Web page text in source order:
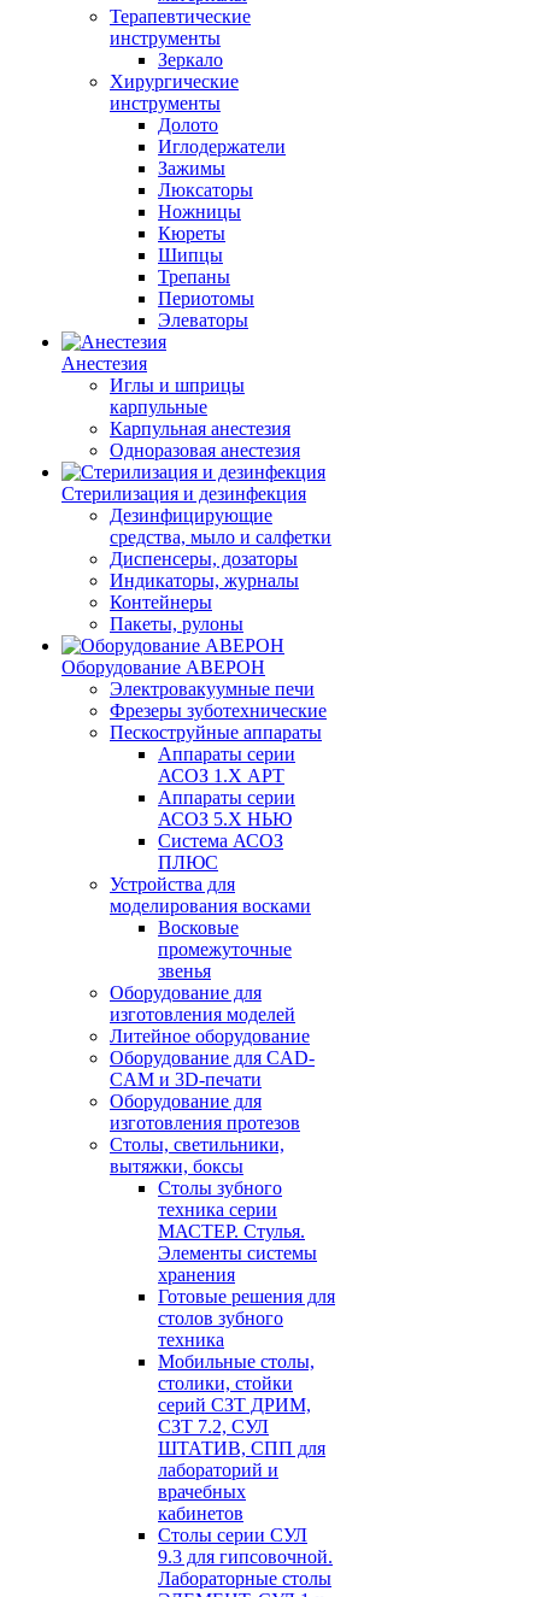
Терапевтические
инструменты
Зеркало
Хирургические
инструменты
Долото
Иглодержатели
Зажимы
Люксаторы
Ножницы
Кюреты
Шипцы
Трепаны
Периотомы
Элеваторы
Анестезия
Иглы и шприцы
карпульные
Карпульная анестезия
Одноразовая анестезия
Стерилизация и дезинфекция
Дезинфицирующие
средства, мыло и салфетки
Диспенсеры, дозаторы
Индикаторы, журналы
Контейнеры
Пакеты, рулоны
Оборудование АВЕРОН
Электровакуумные печи
Фрезеры зуботехнические
Пескоструйные аппараты
Аппараты серии
АСОЗ 1.Х АРТ
Аппараты серии
АСОЗ 5.Х НЬЮ
Система АСОЗ
ПЛЮС
Устройства для
моделирования восками
Восковые
промежуточные
звенья
Оборудование для
изготовления моделей
Литейное оборудование
Оборудование для CAD-
CAM и 3D-печати
Оборудование для
изготовления протезов
Cтолы, светильники,
вытяжки, боксы
Столы зубного
техника серии
МАСТЕР. Стулья.
Элементы системы
хранения
Готовые решения для
столов зубного
техника
Мобильные столы,
столики, стойки
серий СЗТ ДРИМ,
СЗТ 7.2, СУЛ
ШТАТИВ, СПП для
лабораторий и
врачебных
кабинетов
Столы серии СУЛ
9.3 для гипсовочной.
Лабораторные столы